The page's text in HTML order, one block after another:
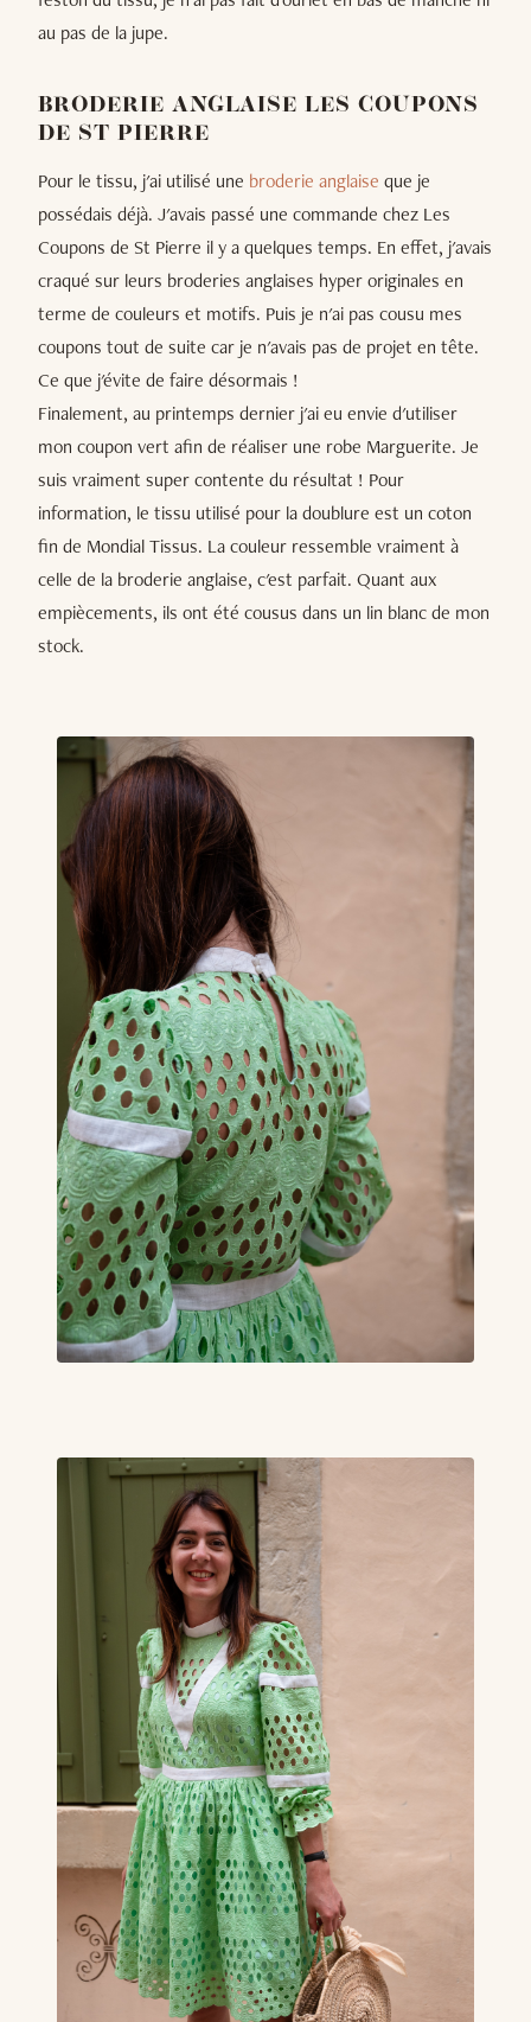
au pas de la jupe.
BRODERIE ANGLAISE LES COUPONS
DE ST PIERRE
Pour le tissu, j'ai utilisé une broderie anglaise que je
possédais déjà. J'avais passé une commande chez Les
Coupons de St Pierre il y a quelques temps. En effet, j'avais
craqué sur leurs broderies anglaises hyper originales en
terme de couleurs et motifs. Puis je n'ai pas cousu mes
coupons tout de suite car je n'avais pas de projet en tête.
Ce que j'évite de faire désormais !
Finalement, au printemps dernier j'ai eu envie d'utiliser
mon coupon vert afin de réaliser une robe Marguerite. Je
suis vraiment super contente du résultat ! Pour
information, le tissu utilisé pour la doublure est un coton
fin de Mondial Tissus. La couleur ressemble vraiment à
celle de la broderie anglaise, c'est parfait. Quant aux
empiècements, ils ont été cousus dans un lin blanc de mon
stock.